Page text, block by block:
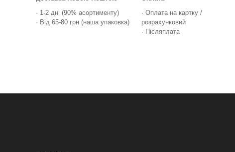
· 1-2 дні (90% асортименту)
· Від 65-80 грн (наша упаковка)
· Оплата на картку /
розрахунковий
· Післяплата